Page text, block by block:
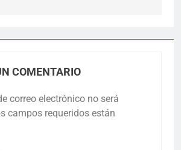
COMENTARIO
correo electrónico no será
campos requeridos están